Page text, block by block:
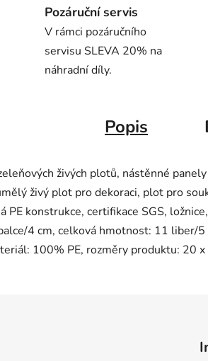
Pozáruční servis
V rámci pozáručního
servisu SLEVA 20% na
náhradní díly.
Popis
živých plotů, nástěnné
živý plot pro dekoraci, plot pro
PE konstrukce, certifikace SGS,
4 cm, celková hmotnost: 11 liber/5
100% PE, rozměry produktu: 20